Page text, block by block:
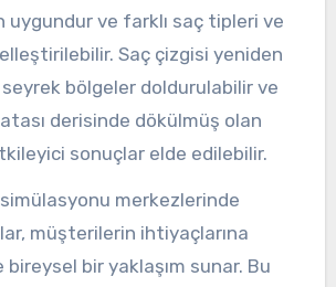
uygundur ve farklı saç tipleri ve
Saç çizgisi yeniden
bölgeler doldurulabilir ve
derisinde dökülmüş olan
sonuçlar elde edilebilir.
simülasyonu merkezlerinde
müşterilerin ihtiyaçlarına
bireysel bir yaklaşım sunar. Bu